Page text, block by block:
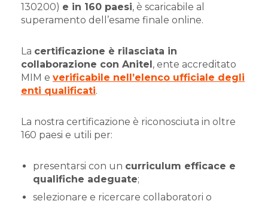
130200) e in 160 paesi, è scaricabile al
superamento dell’esame finale online.
La certificazione è rilasciata in
collaborazione con Anitel , ente accreditato
MIM e verificabile nell’elenco ufficiale degli
enti qualificati.
La nostra certificazione è riconosciuta in oltre
160 paesi e utili per:
presentarsi con un curriculum efficace e
qualifiche adeguate;
selezionare e ricercare collaboratori o